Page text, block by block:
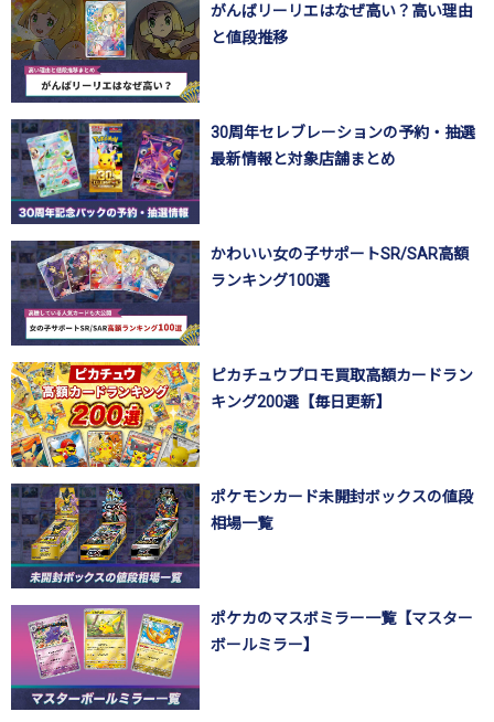
がんばリーリエはなぜ高い？高い理由
と値段推移
30周年セレブレーションの予約・抽選
最新情報と対象店舗まとめ
かわいい女の子サポートSR/SAR高額
ランキング100選
ピカチュウプロモ買取高額カードラン
キング200選【毎日更新】
ポケモンカード未開封ボックスの値段
相場一覧
ポケカのマスボミラー一覧【マスター
ボールミラー】